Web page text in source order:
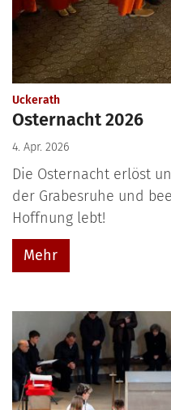
Uckerath:
Osternacht 2026
4. Apr. 2026
Die Osternacht erlöst
der Grabesruhe und
Hoffnung lebt!
Mehr